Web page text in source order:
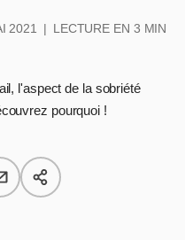
2021 LECTURE EN 3 MIN
l'aspect de la sobriété
pourquoi !